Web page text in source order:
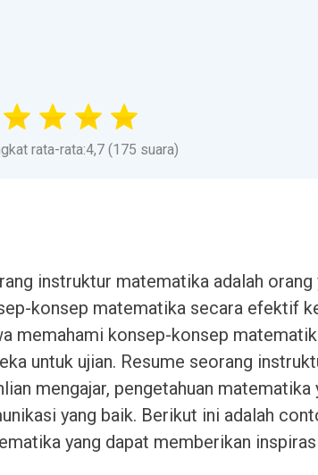
rata-rata:4,7 (175 suara)
instruktur matematika adalah
konsep matematika secara efektif
memahami konsep-konsep
untuk ujian. Resume seorang
mengajar, pengetahuan
yang baik. Berikut ini adalah
yang dapat memberikan